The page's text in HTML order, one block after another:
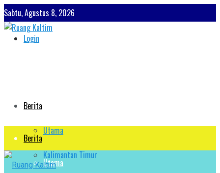
Sabtu, Agustus 8, 2026
Login
Berita
Utama
Kalimantan Timur
Berita
Utama